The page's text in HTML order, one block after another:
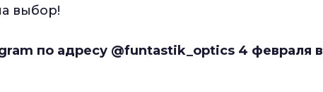
выбор!
по адресу @funtastik_optics 4 февраля в